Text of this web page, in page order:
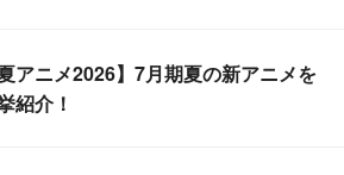
夏アニメ2026】7月期夏の新アニメを
紹介！